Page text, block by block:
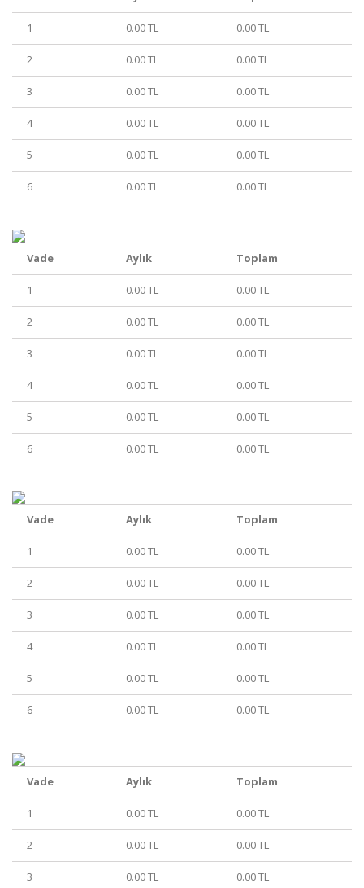
1 0.00 TL 0.00 TL
2 0.00 TL 0.00 TL
3 0.00 TL 0.00 TL
4 0.00 TL 0.00 TL
5 0.00 TL 0.00 TL
6 0.00 TL 0.00 TL
Vade Aylık Toplam
1 0.00 TL 0.00 TL
2 0.00 TL 0.00 TL
3 0.00 TL 0.00 TL
4 0.00 TL 0.00 TL
5 0.00 TL 0.00 TL
6 0.00 TL 0.00 TL
Vade Aylık Toplam
1 0.00 TL 0.00 TL
2 0.00 TL 0.00 TL
3 0.00 TL 0.00 TL
4 0.00 TL 0.00 TL
5 0.00 TL 0.00 TL
6 0.00 TL 0.00 TL
Vade Aylık Toplam
1 0.00 TL 0.00 TL
2 0.00 TL 0.00 TL
3 0.00 TL 0.00 TL